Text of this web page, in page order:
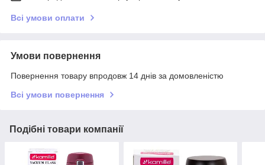
Всі умови оплати
Умови повернення
Повернення товару впродовж 14 днів за домовленістю
Всі умови повернення
Подібні товари компанії